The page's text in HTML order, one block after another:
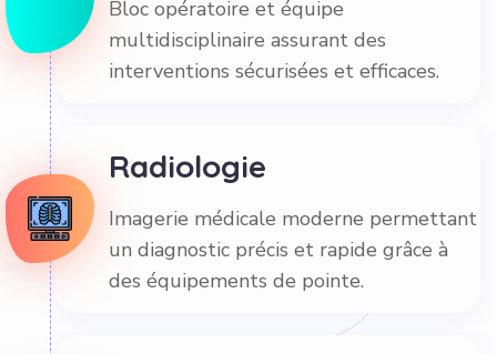
Bloc opératoire et équipe
multidisciplinaire assurant des
interventions sécurisées et efficaces.
Radiologie
Imagerie médicale moderne permettant
un diagnostic précis et rapide grâce à
des équipements de pointe.